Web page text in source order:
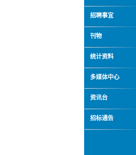
招聘事宜
刊物
统计资料
多媒体中心
资讯台
招标通告